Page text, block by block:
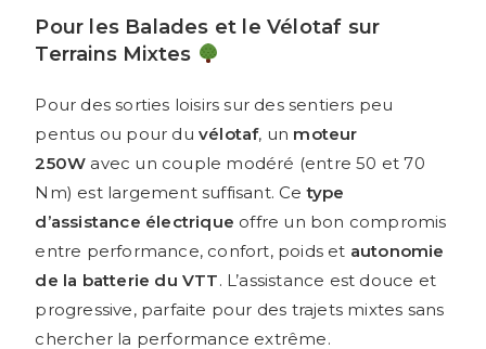
Pour les Balades et le Vélotaf sur
Terrains Mixtes
Pour des sorties loisirs sur des sentiers peu
pentus ou pour duvélotaf, un moteur
250W avec un couple modéré (entre 50 et 70
Nm) est largement suffisant. Cetype
d’assistance électrique offre un bon compromis
entre performance, confort, poids et autonomie
de la batterie du VTT. L’assistance est douce et
progressive, parfaite pour des trajets mixtes sans
chercher la performance extrême.